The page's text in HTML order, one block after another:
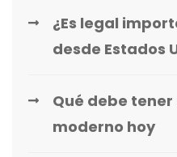
¿Es legal
desde Estados
Qué debe
moderno hoy